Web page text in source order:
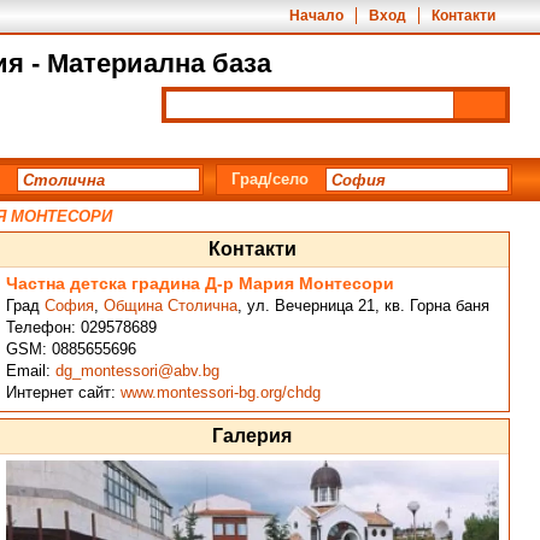
Материална база
Начало Вход Контакти
Град/село
МОНТЕСОРИ
Контакти
Частна детска градина Д-р Мария Монтесори
Град София, Община Столична, ул. Вечерница 21, кв. Горна баня
Телефон: 029578689
GSM: 0885655696
Email: dg_montessori@abv.bg
Интернет сайт: www.montessori-bg.org/chdg
Галерия